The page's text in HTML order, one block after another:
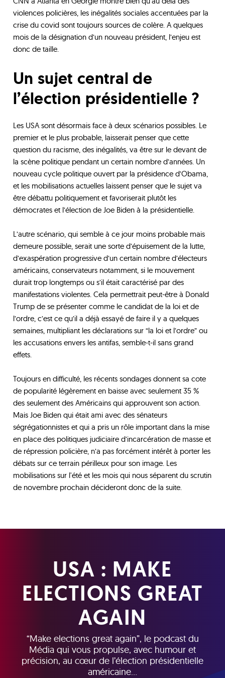
violences policières, les inégalités sociales accentuées par la
crise du covid sont toujours sources de colère. A quelques
mois de la désignation d’un nouveau président, l’enjeu est
donc de taille.
Un sujet central de
l’élection présidentielle ?
Les USA sont désormais face à deux scénarios possibles. Le
premier et le plus probable, laisserait penser que cette
question du racisme, des inégalités, va être sur le devant de
la scène politique pendant un certain nombre d’années. Un
nouveau cycle politique ouvert par la présidence d’Obama,
et les mobilisations actuelles laissent penser que le sujet va
être débattu politiquement et favoriserait plutôt les
démocrates et l’élection de Joe Biden à la présidentielle.
L’autre scénario, qui semble à ce jour moins probable mais
demeure possible, serait une sorte d’épuisement de la lutte,
d’exaspération progressive d’un certain nombre d’électeurs
américains, conservateurs notamment, si le mouvement
durait trop longtemps ou s’il était caractérisé par des
manifestations violentes. Cela permettrait peut-être à Donald
Trump de se présenter comme le candidat de la loi et de
l’ordre, c’est ce qu’il a déjà essayé de faire il y a quelques
semaines, multipliant les déclarations sur “la loi et l’ordre” ou
les accusations envers les antifas, semble-t-il sans grand
effets.
Toujours en difficulté, les récents sondages donnent sa cote
de popularité légèrement en baisse avec seulement 35 %
des seulement des Américains qui approuvent son action.
Mais Joe Biden qui était ami avec des sénateurs
ségrégationnistes et qui a pris un rôle important dans la mise
en place des politiques judiciaire d’incarcération de masse et
de répression policière, n’a pas forcément intérêt à porter les
débats sur ce terrain périlleux pour son image. Les
mobilisations sur l'été et les mois qui nous séparent du scrutin
de novembre prochain décideront donc de la suite.
USA : MAKE
ELECTIONS GREAT
AGAIN
“Make elections great again”, le podcast du
Média qui vous propulse, avec humour et
précision, au cœur de l’élection présidentielle
américaine...